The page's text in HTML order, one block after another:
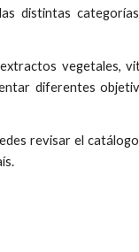
distintas
vegetales,
diferentes
revisar el